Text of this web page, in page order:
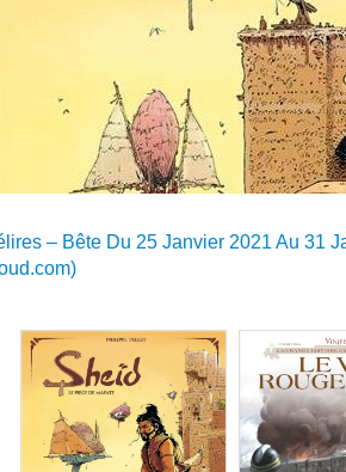
– Bête Du 25 Janvier 2021 Au 31